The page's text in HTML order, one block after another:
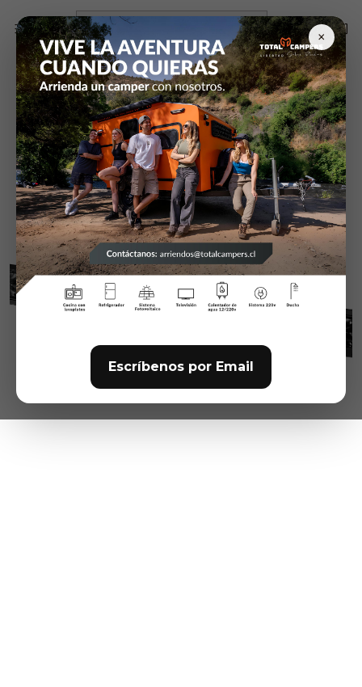
×
Escríbenos por Email
Inicio Exterior Camper RV camioneta
Hella
Hella BLACK MAGIC "TOUGH" BARRA 50" - Double Curved
Lightbar